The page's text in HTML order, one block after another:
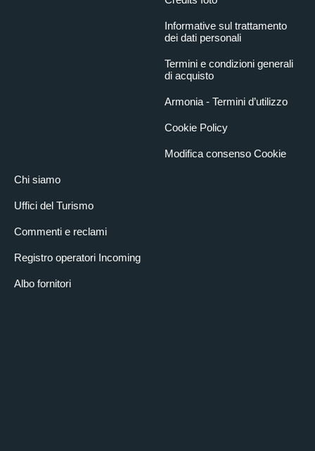
Chi siamo
Uffici del Turismo
Commenti e reclami
Registro operatori Incoming
Albo fornitori
Informative sul trattamento
dei dati personali
Termini e condizioni generali
di acquisto
Armonia - Termini d’utilizzo
Cookie Policy
Modifica consenso Cookie